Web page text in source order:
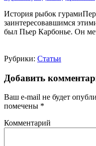
История рыбок
заинтересовавшимся
был Пьер Карбонье. Он
Рубрики: Статьи
Добавить
Ваш e-mail не будет
помечены *
Комментарий